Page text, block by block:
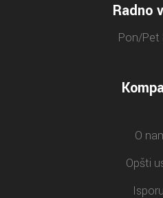
Radno
Pon/Pet
O
Opšti